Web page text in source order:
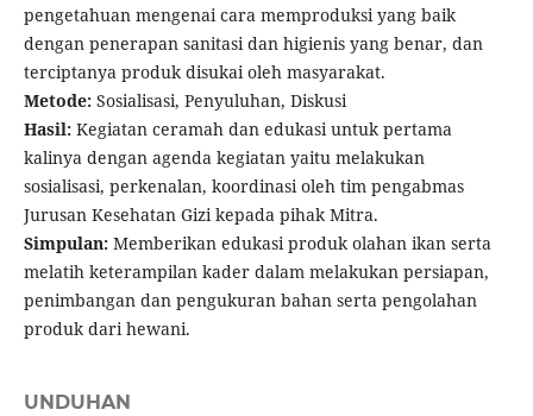
pengetahuan mengenai cara memproduksi yang baik
dengan penerapan sanitasi dan higienis yang benar, dan
terciptanya produk disukai oleh masyarakat.
Metode:Sosialisasi, Penyuluhan, Diskusi
Hasil:Kegiatan ceramah dan edukasi untuk pertama
kalinya dengan agenda kegiatan yaitu melakukan
sosialisasi, perkenalan, koordinasi oleh tim pengabmas
Jurusan Kesehatan Gizi kepada pihak Mitra.
Simpulan:Memberikan edukasi produk olahan ikan serta
melatih keterampilan kader dalam melakukan persiapan,
penimbangan dan pengukuran bahan serta pengolahan
produk dari hewani.
UNDUHAN